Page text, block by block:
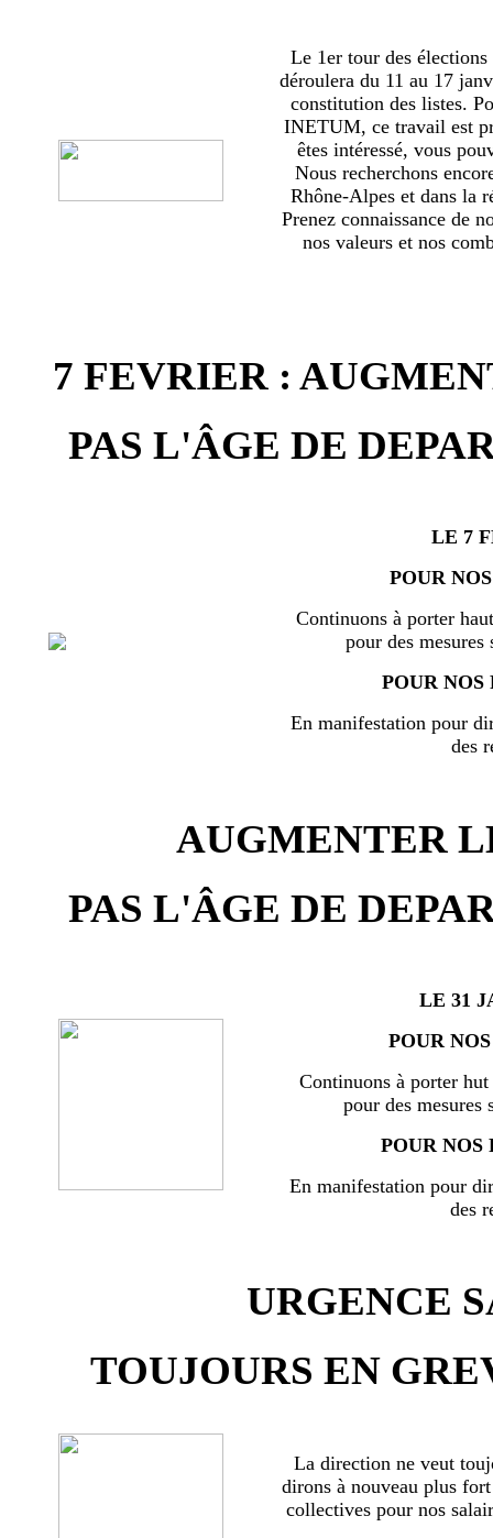
Le 1er tour des
déroulera du 11 au 17
constitution des listes.
INETUM, ce travail est
êtes intéressé, vous
Nous recherchons
Rhône-Alpes et dans la
Prenez connaissance de
nos valeurs et nos
7 FEVRIER :
PAS L'ÂGE DE
LE 7
POUR
Continuons à porter
pour des
POUR
En manifestation pour
des
AUGMENTER
PAS L'ÂGE DE
LE 31
POUR
Continuons à porter
pour des mesures
POUR NOS
En manifestation pour
des
URGENCE
TOUJOURS EN
La direction ne veut
dirons à nouveau plus
collectives pour nos